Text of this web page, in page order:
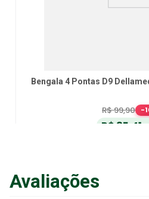
Bengala 4 Pontas D9
R$99,90 -
R$85,41
Adicionar ao
Avaliações